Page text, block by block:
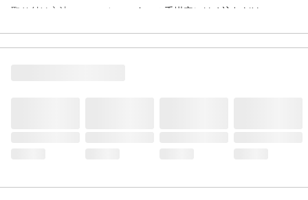
取り付け方法
シャッターの手掛穴にはめ込むだけ
材質
ABS
重量
●本体重量(約)6.5g●梱包重量(約)11.3g